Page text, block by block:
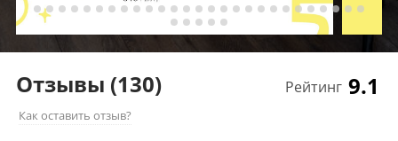
Рейтинг 9.1
Отзывы (130)
Как оставить отзыв?